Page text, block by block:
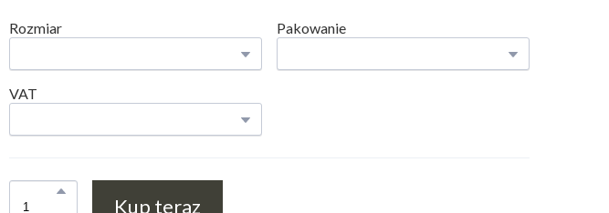
Rozmiar Pakowanie
VAT
Kup teraz